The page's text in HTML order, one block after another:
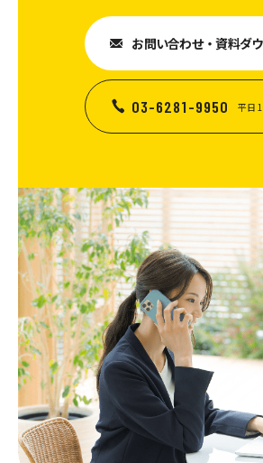
空間設計が進められました。
お問い合わせ・資料ダ
03-6281-9950 平日